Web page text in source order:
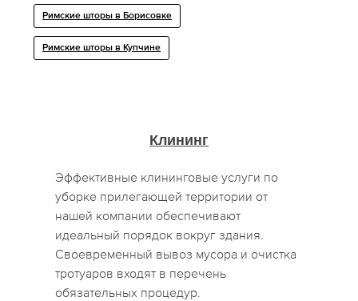
Римские шторы в Борисовке
Римские шторы в Купчине
Клининг
Эффективные клининговые услуги по
уборке прилегающей территории от
нашей компании обеспечивают
идеальный порядок вокруг здания.
Своевременный вывоз мусора и очистка
тротуаров входят в перечень
обязательных процедур.